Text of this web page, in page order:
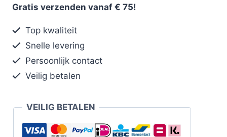
Gratis verzenden vanaf € 75!
Top kwaliteit
Snelle levering
Persoonlijk contact
Veilig betalen
VEILIG BETALEN